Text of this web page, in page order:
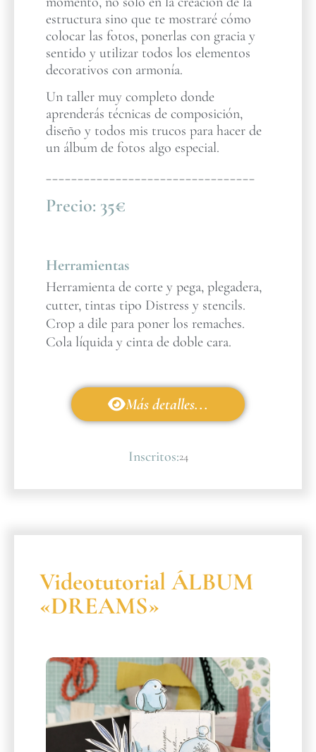
estructura sino que te mostraré cómo
colocar las fotos, ponerlas con gracia y
sentido y utilizar todos los elementos
decorativos con armonía.
Un taller muy completo donde
aprenderás técnicas de composición,
diseño y todos mis trucos para hacer de
un álbum de fotos algo especial.
_________________________________
Precio: 35€
Herramientas
Herramienta de corte y pega, plegadera,
cutter, tintas tipo Distress y stencils.
Crop a dile para poner los remaches.
Cola líquida y cinta de doble cara.
Más detalles...
Inscritos:24
Videotutorial ÁLBUM
«DREAMS»